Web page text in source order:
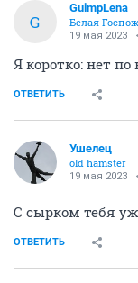
G
GuimpLena
Белая
19 мая 2023
Я коротко: нет
ОТВЕТИТЬ
Ушелец
old hamster
19 мая 2023
С сырком тебя
ОТВЕТИТЬ